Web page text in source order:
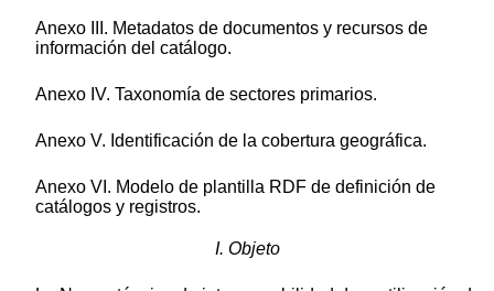
Anexo III. Metadatos de documentos y recursos de
información del catálogo.
Anexo IV. Taxonomía de sectores primarios.
Anexo V. Identificación de la cobertura geográfica.
Anexo VI. Modelo de plantilla RDF de definición de
catálogos y registros.
I. Objeto